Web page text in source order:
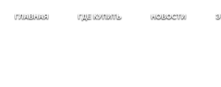
ГЛАВНАЯ ГДЕ КУПИТЬ НОВОСТИ